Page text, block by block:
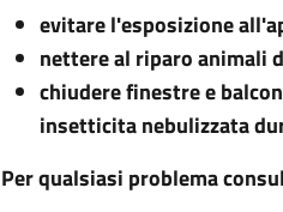
evitare l'esposizione
nettere al riparo animali
chiudere finestre e
insetticita nebulizzata
Per qualsiasi problema